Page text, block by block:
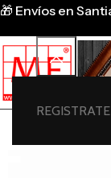
🎁 Envíos en